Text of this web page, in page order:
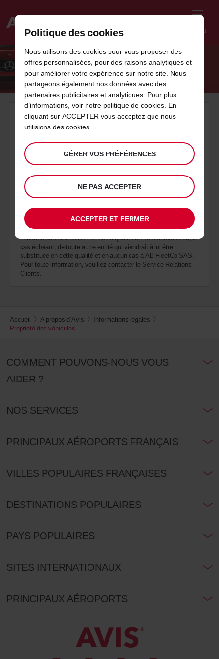
Menu
Avis
PROPRIÉTÉ DES VÉHICULES
A qui appartient les véhicules de location Avis ?
La société AB FleetCo SAS est propriétaire d'une partie
substantielle de la flotte louée par Avis Location de Voitures
S.A.S. à sa clientèle et a consenti un gage sur ses véhicules au
profit notamment de Crédit Agricole Corporate and Investment
Bank et de ses successeurs et cessionnaires et, en particulier,
du fonds commun de titrisation FCT CarFin, conformément
notamment aux articles 2333 et suivants du Code Civil.
été désignée en tant que "tiers convenu" conformément à
l'article 2337 du Code Civil. En conséquence, tout retour de
véhicule devra être impérativement effectué auprès d’Avis
Location de voitures S.A.S. en sa qualité de tiers convenu ou, le
cas échéant, de toute autre entité qui viendrait à lui être
substituée en cette qualité et en aucun cas à AB FleetCo SAS.
Pour toute information, veuillez contacter le Service Relations
Clients.
Accueil A propos d’Avis
Informations légales
Propriété des véhicules
COMMENT POUVONS-NOUS VOUS
AIDER ?
NOS SERVICES
PRINCIPAUX AÉROPORTS FRANÇAIS
VILLES POPULAIRES FRANÇAISES
DESTINATIONS POPULAIRES
PAYS POPULAIRES
SITES INTERNATIONAUX
PRINCIPAUX AÉROPORTS
Politique des cookies
Nous utilisons des cookies pour vous proposer des
offres personnalisées, pour des raisons analytiques et
pour améliorer votre expérience sur notre site. Nous
partageons également nos données avec des
partenaires publicitaires et analytiques. Pour plus
d’informations, voir notre politique de cookies. En
cliquant sur ACCEPTER vous acceptez que nous
utilisions des cookies.
GÉRER VOS PRÉFÉRENCES
NE PAS ACCEPTER
ACCEPTER ET FERMER